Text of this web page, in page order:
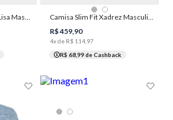
5
Camisa Slim Fit Malha Lisa Masculina Individual
1 2 3 4 5
Camisa Slim Fit Xadrez Masculina Individual
R$459,90
4x de R$ 114 97
R$ 68,99de Cashback